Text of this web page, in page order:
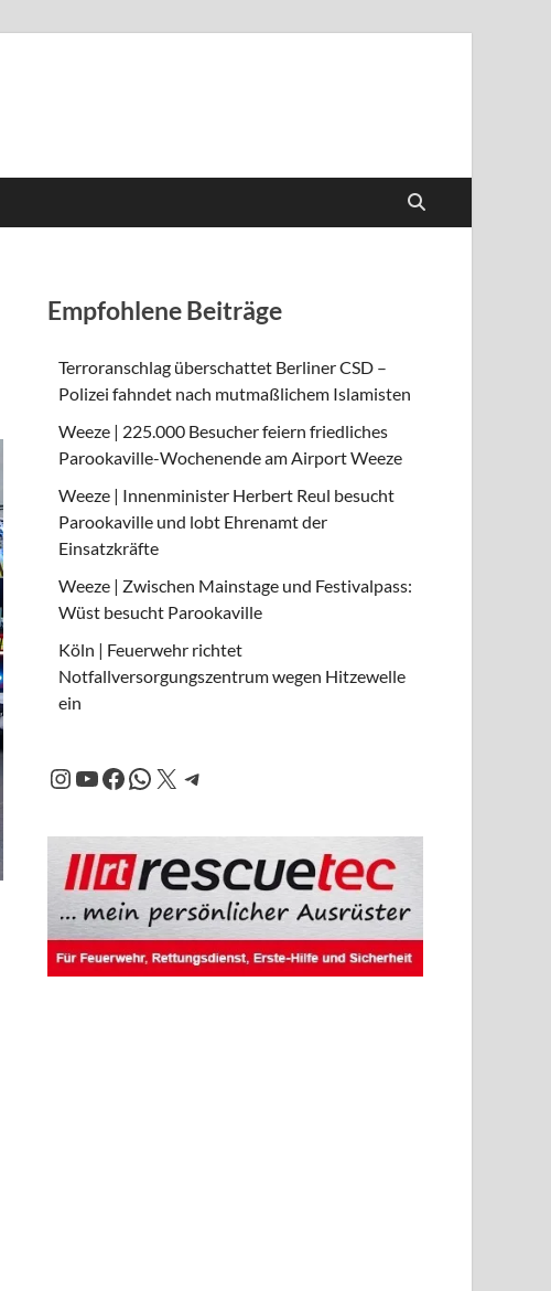
Empfohlene Beiträge
Terroranschlag überschattet Berliner CSD –
Polizei fahndet nach mutmaßlichem Islamisten
Weeze | 225.000 Besucher feiern friedliches
Parookaville-Wochenende am Airport Weeze
Weeze | Innenminister Herbert Reul besucht
Parookaville und lobt Ehrenamt der
Einsatzkräfte
Weeze | Zwischen Mainstage und Festivalpass:
Wüst besucht Parookaville
Köln | Feuerwehr richtet
Notfallversorgungszentrum wegen Hitzewelle
ein